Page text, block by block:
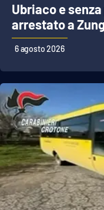
Ubriaco e
arrestato a
6 agosto 2026